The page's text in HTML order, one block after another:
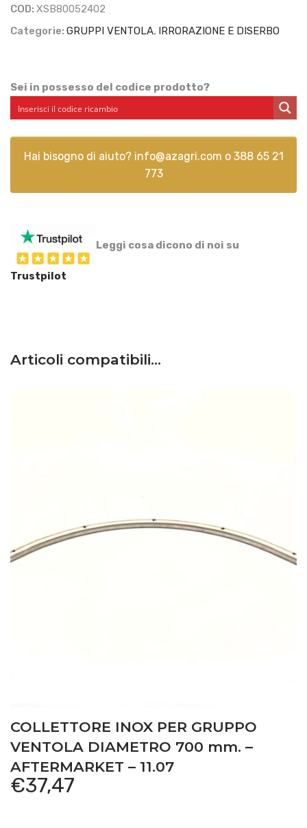
SABA
AGRISERVICE
80052402
quantità
COD: XSB80052402
Categorie: GRUPPI VENTOLA, IRRORAZIONE E DISERBO
Sei in possesso del codice prodotto?
Hai bisogno di aiuto? info@azagri.com o 388 65 21
773
Leggi cosa dicono di noi su
Trustpilot
Articoli compatibili…
COLLETTORE INOX PER GRUPPO
VENTOLA DIAMETRO 700 mm. –
AFTERMARKET – 11.07
€37,47